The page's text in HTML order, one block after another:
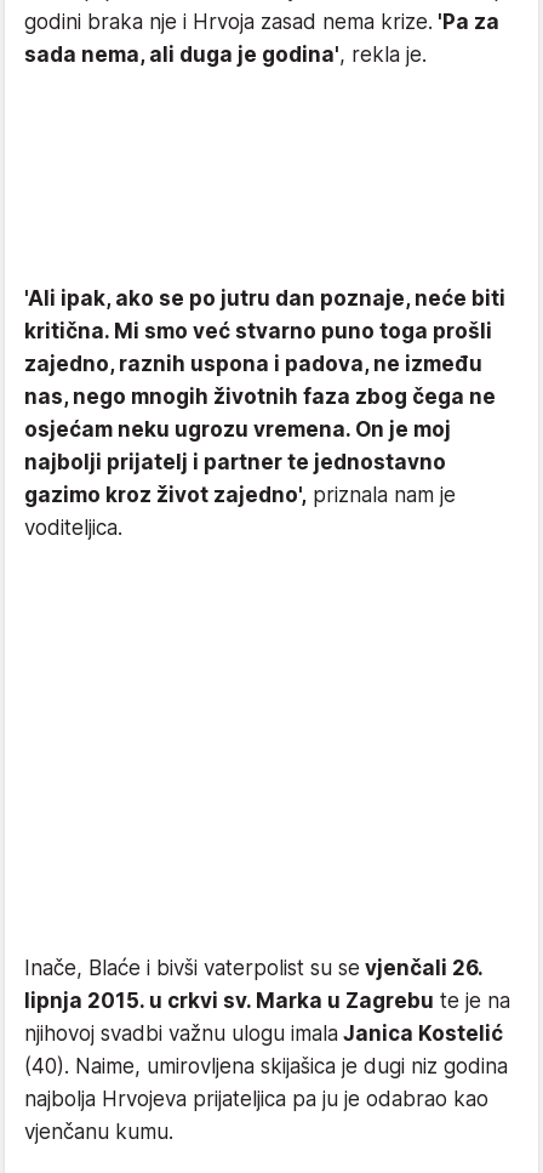
godini braka nje i Hrvoja zasad nema krize. 'Pa za
sada nema, ali duga je godina', rekla je.
'Ali ipak, ako se po jutru dan poznaje, neće biti
kritična. Mi smo već stvarno puno toga prošli
zajedno, raznih uspona i padova, ne između
nas, nego mnogih životnih faza zbog čega ne
osjećam neku ugrozu vremena. On je moj
najbolji prijatelj i partner te jednostavno
gazimo kroz život zajedno', priznala nam je
voditeljica.
Inače, Blaće i bivši vaterpolist su se vjenčali 26.
lipnja 2015. u crkvi sv. Marka u Zagrebu te je na
njihovoj svadbi važnu ulogu imala Janica Kostelić
(40). Naime, umirovljena skijašica je dugi niz godina
najbolja Hrvojeva prijateljica pa ju je odabrao kao
vjenčanu kumu.